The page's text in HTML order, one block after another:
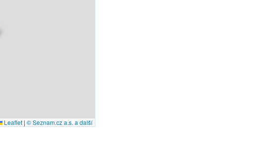
Leaflet | © Seznam.cz a.s. a další